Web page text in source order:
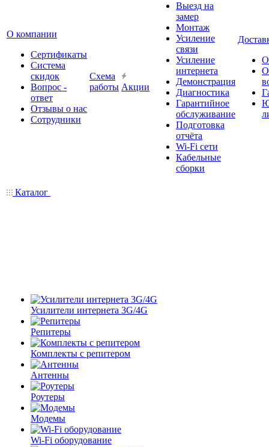
О компании
Сертификаты
Система
скидок
Вопрос -
ответ
Отзывы о нас
Сотрудники
Схема
работы Акции
Выезд на
замер
Монтаж
Усиление
связи
Усиление
интернета
Демонстрация
Диагностика
Гарантийное
обслуживание
Подготовка
отчёта
Wi-Fi сети
Кабельные
сборки
Каталог
Усилители интернета 3G/4G
Репитеры
Комплекты с репитером
Антенны
Роутеры
Модемы
Wi-Fi оборудование